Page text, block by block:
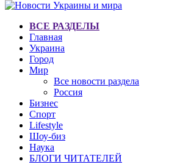
ВСЕ РАЗДЕЛЫ
Главная
Украина
Город
Мир
Все новости раздела
Россия
Бизнес
Спорт
Lifestyle
Шоу-биз
Наука
БЛОГИ ЧИТАТЕЛЕЙ